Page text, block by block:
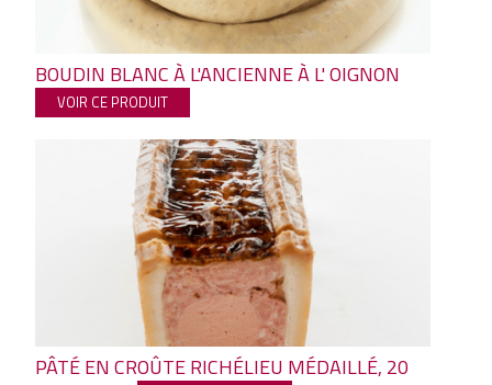
BOUDIN BLANC À L'ANCIENNE À L' OIGNON
VOIR CE PRODUIT
PÂTÉ EN CROÛTE RICHÉLIEU MÉDAILLÉ, 20